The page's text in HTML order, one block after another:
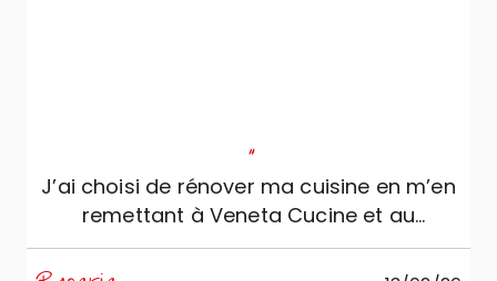
"
J’ai choisi de rénover ma cuisine en m’en
remettant à Veneta Cucine et au
professionnalisme, sérieux et
compétence de Mobili Zugaro, et je ne